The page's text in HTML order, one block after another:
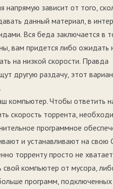
напрямую зависит от того,
данный материал, в
Вся беда заключается в
вам придется либо ожидать
на низкой скорости. Правда
другую раздачу, этот
компьютер. Чтобы ответить
скорость торрента,
программное
и устанавливают на
торренту просто не
свой компьютер от мусора,
программ, подключенных